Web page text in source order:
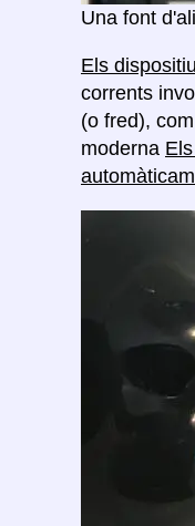
Una font
Els
corrents
(o fred),
moderna